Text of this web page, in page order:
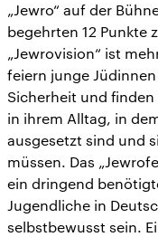
„Jewro“ auf der
begehrten 12 Punkte
„Jewrovision“ ist
feiern junge
Sicherheit und
in ihrem Alltag, in
ausgesetzt sind und
müssen. Das
ein dringend
Jugendliche in
selbstbewusst sein.